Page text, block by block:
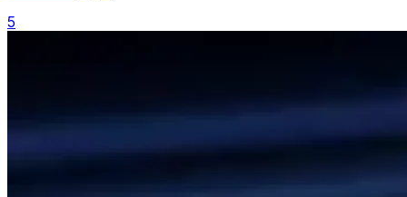
5